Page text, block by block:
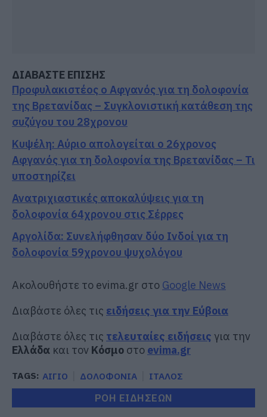
ΔΙΑΒΑΣΤΕ ΕΠΙΣΗΣ
Προφυλακιστέος ο Αφγανός για τη δολοφονία
της Βρετανίδας – Συγκλονιστική κατάθεση της
συζύγου του 28χρονου
Κυψέλη: Αύριο απολογείται ο 26χρονος
Αφγανός για τη δολοφονία της Βρετανίδας – Τι
υποστηρίζει
Ανατριχιαστικές αποκαλύψεις για τη
δολοφονία 64χρονου στις Σέρρες
Αργολίδα: Συνελήφθησαν δύο Ινδοί για τη
δολοφονία 59χρονου ψυχολόγου
Ακολουθήστε το evima.gr στο Google News
Διαβάστε όλες τις ειδήσεις για την Εύβοια
Διαβάστε όλες τις τελευταίες ειδήσεις για την
Ελλάδα και τον Κόσμο στο evima.gr
TAGS: ΑΙΓΙΟ ΔΟΛΟΦΟΝΙΑ ΙΤΑΛΟΣ
ΡΟΗ ΕΙΔΗΣΕΩΝ